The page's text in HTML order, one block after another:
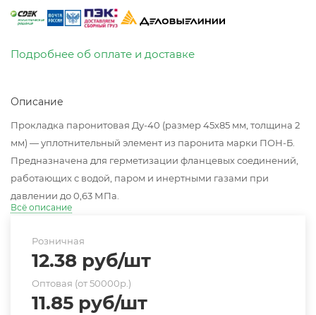
Подробнее об оплате и доставке
Описание
Прокладка паронитовая Ду-40 (размер 45х85 мм, толщина 2
мм) — уплотнительный элемент из паронита марки ПОН-Б.
Предназначена для герметизации фланцевых соединений,
работающих с водой, паром и инертными газами при
давлении до 0,63 МПа.
Всё описание
Розничная
12.38 руб/шт
Оптовая (от 50000р.)
11.85 руб/шт